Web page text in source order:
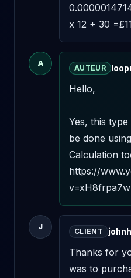
x 12 + 30
A
AUTEUR
Hello,
Yes, this
be done
Calculation
https://
J
CLIENT
Thanks for
was to